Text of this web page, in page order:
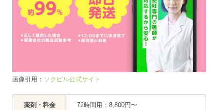
画像引用： ソクピル公式サイト
薬剤・料金
72時間用：8,800円〜